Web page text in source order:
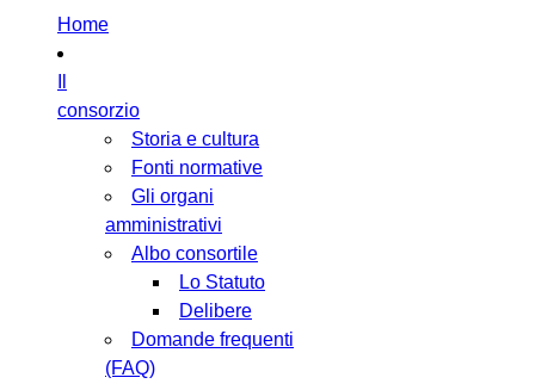
Home
consorzio
Storia e cultura
Fonti normative
Gli organi
amministrativi
Albo consortile
Lo Statuto
Delibere
Domande frequenti
(FAQ)